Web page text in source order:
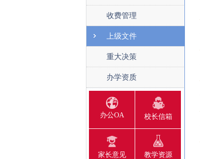
收费管理
上级文件
重大决策
办学资质
办公OA 校长信箱
家长意见 教学资源